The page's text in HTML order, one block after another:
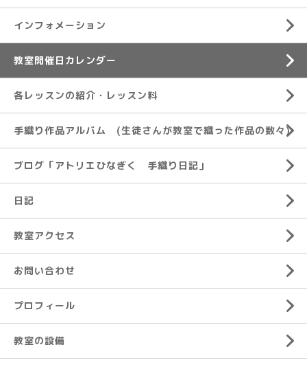
インフォメーション
教室開催日カレンダー
各レッスンの紹介・レッスン料
手織り作品アルバム (生徒さんが教室で織った作品の数々)
ブログ「アトリエひなぎく 手織り日記」
日記
教室アクセス
お問い合わせ
プロフィール
教室の設備